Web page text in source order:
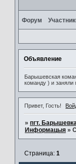
Форум
Объявление
Барышевская
команду ) и заняли
Привет, Гость!
» пгт.
Информацыя »
Страница: 1